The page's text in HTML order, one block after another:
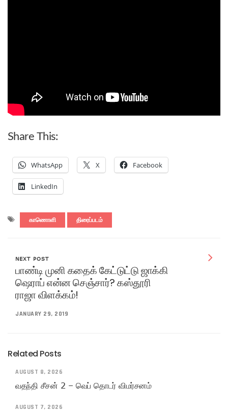
Share This:
WhatsApp X Facebook
LinkedIn
காணொளி திரைப்படம்
NEXT POST
பாண்டி முனி கதைக் கேட்டுட்டு ஜாக்கி
ஷெராப் என்ன செஞ்சார்? கஸ்தூரி
ராஜா விளக்கம்!
JANUARY 29, 2019
Related Posts
AUGUST 8, 2026
வதந்தி சீசன் 2 – வெப் தொடர் விமர்சனம்
AUGUST 7, 2026